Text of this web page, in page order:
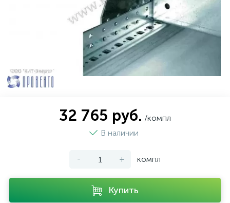
32 765 руб. /компл
В наличии
- + компл
Купить